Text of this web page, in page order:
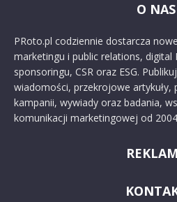
O NAS
PRoto.pl codziennie dostarcza
marketingu i public relations, digital
sponsoringu, CSR oraz ESG.
wiadomości, przekrojowe artykuły,
kampanii, wywiady oraz badania,
komunikacji marketingowej od